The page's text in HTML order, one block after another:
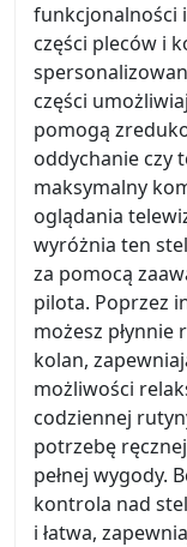
funkcjonalności
części pleców i
części
pomogą
oddychanie czy
maksymalny
oglądania
wyróżnia ten
za pomocą
pilota. Poprzez
możesz płynnie
kolan,
możliwości
codziennej
potrzebę
pełnej wygody.
kontrola nad
i łatwa,